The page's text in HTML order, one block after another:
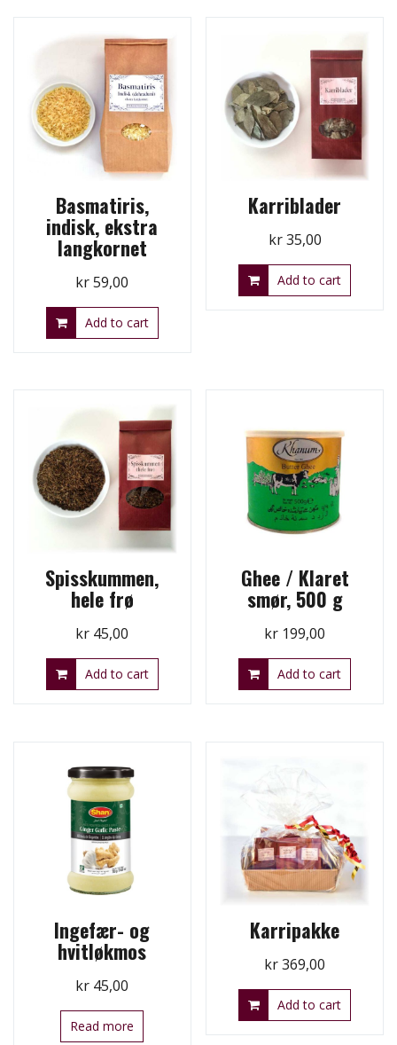
Basmatiris,
indisk, ekstra
langkornet
kr59,00
Add to cart
Karriblader
kr35,00
Add to cart
Spisskummen,
hele frø
kr 45,00
Add to cart
Ghee / Klaret
smør, 500 g
kr 199,00
Add to cart
Ingefær- og
hvitløkmos
kr 45,00
Read more
Karripakke
kr369,00
Add to cart